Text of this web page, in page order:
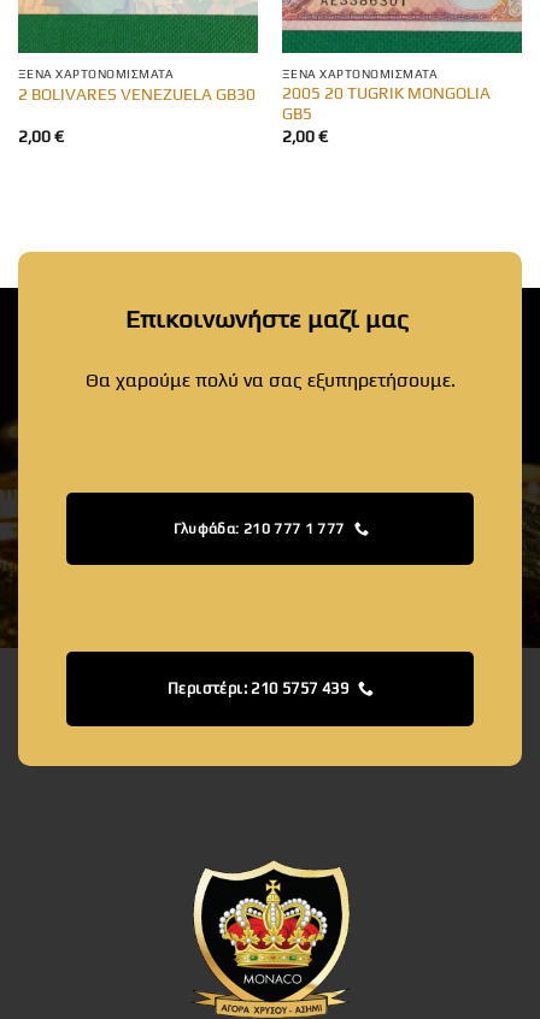
ΞΈΝΑ ΧΑΡΤΟΝΟΜΊΣΜΑΤΑ
2 BOLIVARES VENEZUELA GB30
2,00€
ΞΈΝΑ ΧΑΡΤΟΝΟΜΊΣΜΑΤΑ
2005 20 TUGRIK MONGOLIA
GB5
2,00€
Επικοινωνήστε μαζί μας
Θα χαρούμε πολύ να σας εξυπηρετήσουμε.
Γλυφάδα: 210 777 1 777
Περιστέρι: 210 5757 439